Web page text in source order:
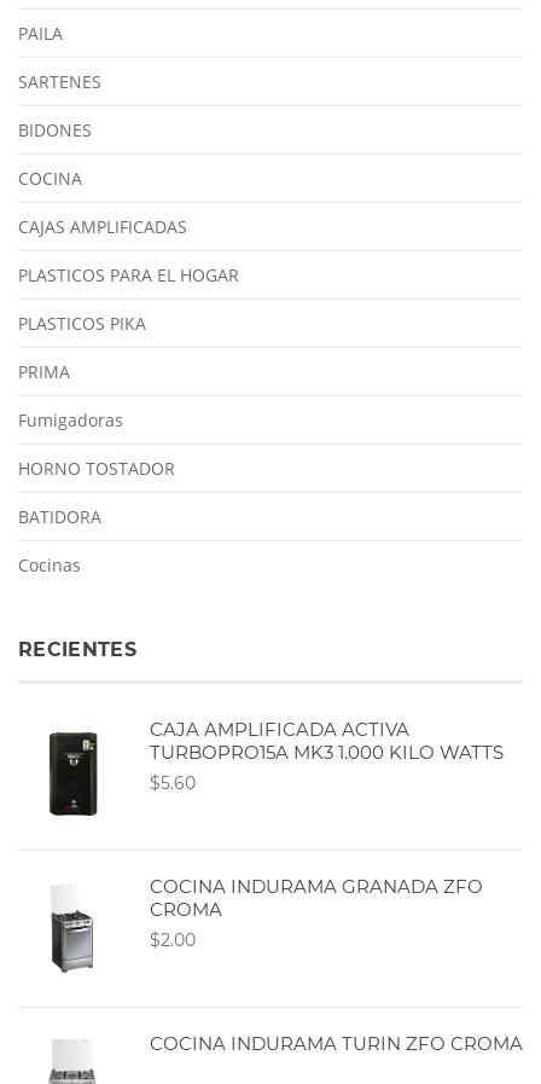
PAILA
SARTENES
BIDONES
COCINA
CAJAS AMPLIFICADAS
PLASTICOS PARA EL HOGAR
PLASTICOS PIKA
PRIMA
Fumigadoras
HORNO TOSTADOR
BATIDORA
Cocinas
RECIENTES
CAJA AMPLIFICADA ACTIVA
TURBOPRO15A MK3 1.000 KILO WATTS
$5.60
COCINA INDURAMA GRANADA ZFO
CROMA
$2.00
COCINA INDURAMA TURIN ZFO CROMA